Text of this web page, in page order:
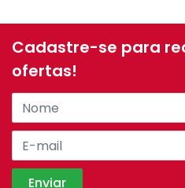
Cadastre-se para
ofertas!